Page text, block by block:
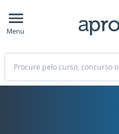
Menu
Buscar